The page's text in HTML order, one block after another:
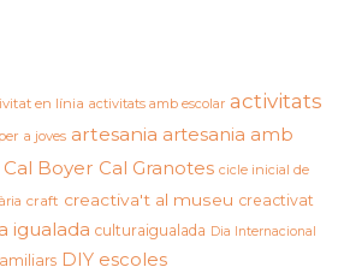
en línia activitats amb escolar activitats
a joves artesania artesania amb
Cal Boyer Cal Granotes cicle inicial de
craft creactiva't al museu creactivat
igualada culturaigualada Dia Internacional
DIY escoles